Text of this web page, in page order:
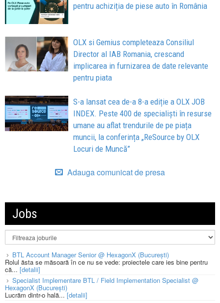
pentru achiziția de piese auto în România
OLX si Gemius completeaza Consiliul
Director al IAB Romania, crescand
implicarea in furnizarea de date relevante
pentru piata
S-a lansat cea de-a 8-a ediție a OLX JOB
INDEX. Peste 400 de specialiști în resurse
umane au aflat trendurile de pe piața
muncii, la conferința „ReSource by OLX
Locuri de Muncă”
Adauga comunicat de presa
Jobs
BTL Account Manager Senior @ HexagonX (București)
Rolul ăsta se măsoară în ce nu se vede: proiectele care ies bine pentru
că... [detalii]
Specialist Implementare BTL / Field Implementation Specialist @
HexagonX (București)
Lucrăm dintr-o hală...[detalii]